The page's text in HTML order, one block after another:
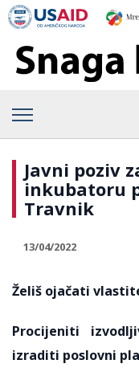
Javni poziv
inkubatoru
Travnik
13/04/2022
Želiš ojačati
Procijeniti
izraditi poslovni